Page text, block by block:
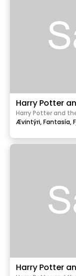
Harry Potter
Harry Potter and
Ævintýri,Fantasía,
Harry Potter